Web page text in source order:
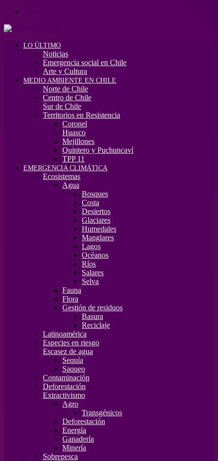
LO ÚLTIMO
Noticias
Emergencia social en Chile
Arte y Cultura
MEDIO AMBIENTE EN CHILE
Norte de Chile
Centro de Chile
Sur de Chile
Territorios en Resistencia
Coronel
Huasco
Mejillones
Quintero y Puchuncaví
TPP 11
EMERGENCIA CLIMÁTICA
Ecosistemas
Agua
Bosques
Costa
Desiertos
Glaciares
Humedales
Manglares
Lagos
Océanos
Ríos
Salares
Selva
Fauna
Flora
Gestión de residuos
Basura
Reciclaje
Latinoamérica
Especies en riesgo
Escasez de agua
Sequía
Saqueo
Contaminación
Deforestación
Extractivismo
Agro
Transgénicos
Deforestación
Energía
Ganadería
Minería
Sobrepesca